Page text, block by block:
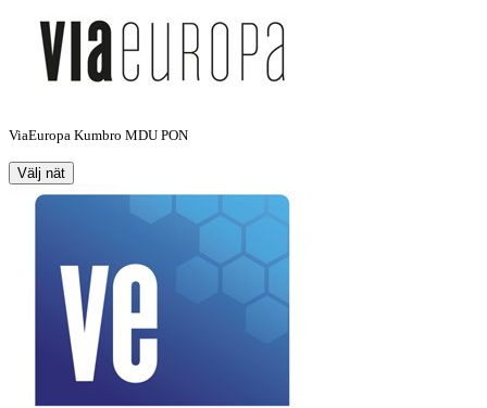
ViaEuropa Kumbro MDU PON
Välj nät